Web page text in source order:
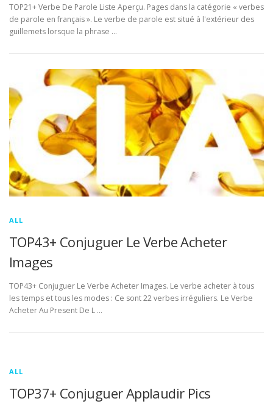
TOP21+ Verbe De Parole Liste Aperçu. Pages dans la catégorie « verbes
de parole en français ». Le verbe de parole est situé à l'extérieur des
guillemets lorsque la phrase …
ALL
TOP43+ Conjuguer Le Verbe Acheter
Images
TOP43+ Conjuguer Le Verbe Acheter Images. Le verbe acheter à tous
les temps et tous les modes : Ce sont 22 verbes irréguliers. Le Verbe
Acheter Au Present De L …
ALL
TOP37+ Conjuguer Applaudir Pics